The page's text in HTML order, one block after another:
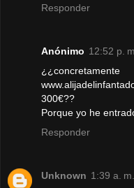
Responder
Anónimo 12:52 p. m.
300€??
Porque yo he
Responder
Unknown 1:39 a. m.